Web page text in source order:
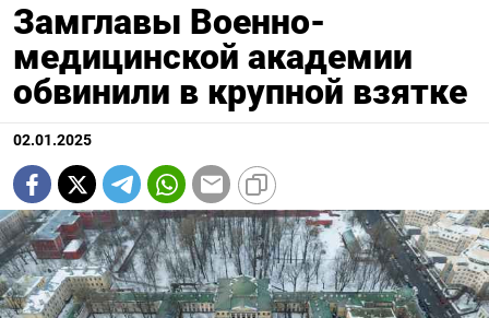
Замглавы Военно-
медицинской академии
обвинили в крупной взятке
02.01.2025